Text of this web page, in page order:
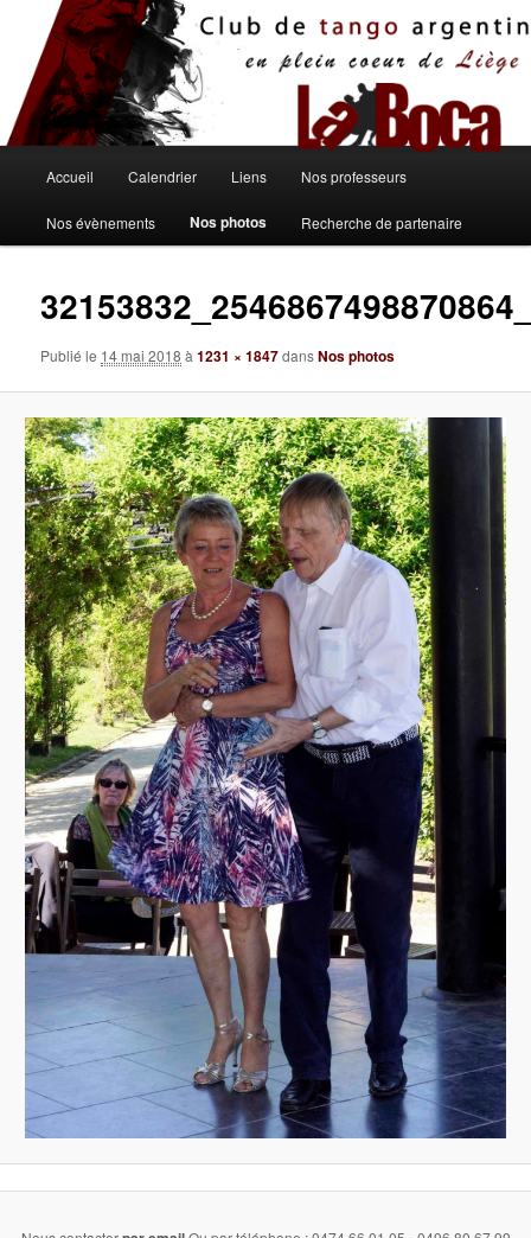
contenu
principal
principal
Accueil Calendrier Liens Nos professeurs
Nos évènements Nos photos Recherche de partenaire
Publié le 14 mai 2018 à1231 × 1847dansNos photos